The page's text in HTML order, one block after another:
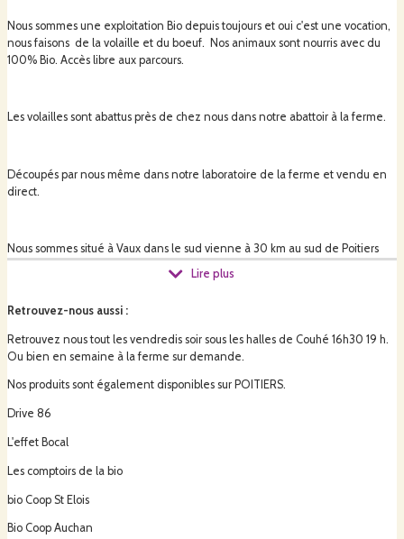
Nous sommes une exploitation Bio depuis toujours et oui c'est une vocation,
nous faisons de la volaille et du boeuf. Nos animaux sont nourris avec du
100% Bio. Accès libre aux parcours.
Les volailles sont abattus près de chez nous dans notre abattoir à la ferme.
Découpés par nous même dans notre laboratoire de la ferme et vendu en
direct.
Nous sommes situé à Vaux dans le sud vienne à 30 km au sud de Poitiers
Lire plus
Retrouvez-nous aussi :
Retrouvez nous tout les vendredis soir sous les halles de Couhé 16h30 19 h.
Ou bien en semaine à la ferme sur demande.
Nos produits sont également disponibles sur POITIERS.
Drive 86
L'effet Bocal
Les comptoirs de la bio
bio Coop St Elois
Bio Coop Auchan